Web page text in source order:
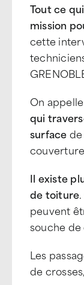
Tout ce
mission
cette
On appelle
qui
surface
Il existe
de toiture
peuvent
souche
Les
de